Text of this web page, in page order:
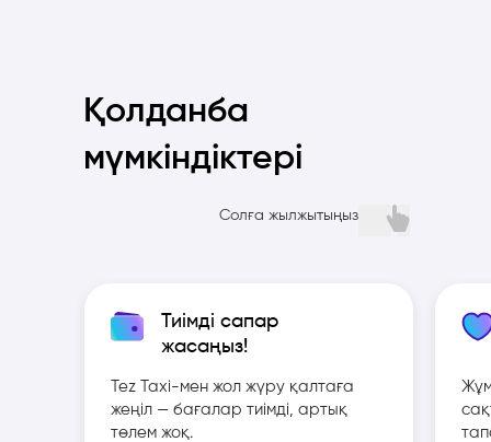
Қолданба
мүмкіндіктері
Солға жылжытыңыз
Қолданба
мүмкіндіктері
Tez Taxi-мен жол жүру қалтаға
жеңіл — бағалар тиімді, артық
төлем жоқ.
Тиімді сапар
жасаңыз!